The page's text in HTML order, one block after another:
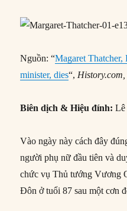
Nguồn: “Magaret Thatcher,
minister, dies“,
Biên dịch & Hiệu đính:Lê
Vào ngày này cách đây
người phụ nữ đầu tiên và
chức vụ Thủ tướng Vương
Đôn ở tuổi 87 sau một cơn